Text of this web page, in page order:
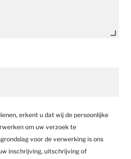
erkent u dat wij de persoonlijke
om uw verzoek te
voor de verwerking is ons
inschrijving, uitschrijving of